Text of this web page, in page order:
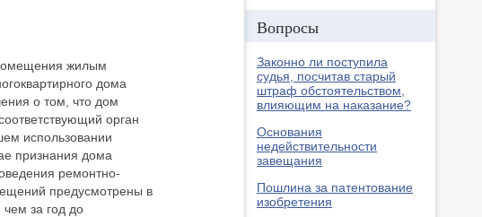
жилым
дома
о том, что дом
орган
использовании
признания дома
ремонтно-
предусмотрены в
за год до
Вопросы
Законно ли поступила
судья, посчитав старый
штраф обстоятельством,
влияющим на наказание?
Основания
недействительности
завещания
Пошлина за патентование
изобретения